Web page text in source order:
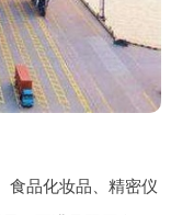
食品化妆品、精密仪